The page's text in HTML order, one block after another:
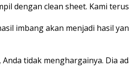
dengan clean sheet. Kami
imbang akan menjadi hasil
tidak menghargainya.